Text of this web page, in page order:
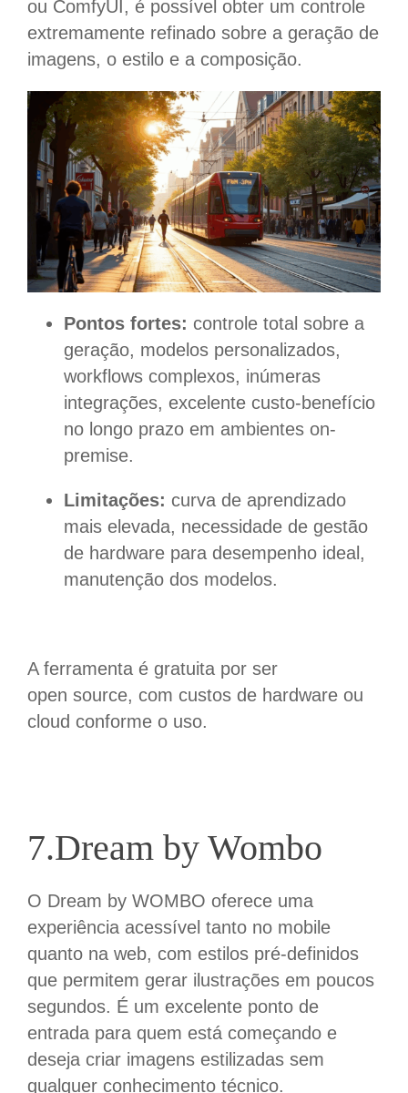
ou ComfyUI, é possível obter um controle
extremamente refinado sobre a geração de
imagens, o estilo e a composição.
Pontos fortes: controle total sobre a
geração, modelos personalizados,
workflows complexos, inúmeras
integrações, excelente custo-benefício
no longo prazo em ambientes on-
premise.
Limitações: curva de aprendizado
mais elevada, necessidade de gestão
de hardware para desempenho ideal,
manutenção dos modelos.
A ferramenta é gratuita por ser
open source, com custos de hardware ou
cloud conforme o uso.
7.Dream by Wombo
O Dream byWOMBO oferece uma
experiência acessível tanto no mobile
quanto na web, com estilos pré-definidos
que permitem gerar ilustrações em poucos
segundos. É um excelente ponto de
entrada para quem está começando e
deseja criar imagens estilizadas sem
qualquer conhecimento técnico.